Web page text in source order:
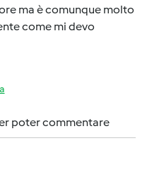
ma è comunque molto
come mi devo
poter commentare